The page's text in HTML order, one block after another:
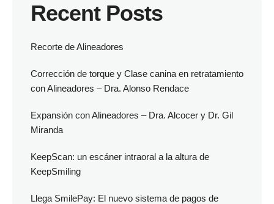
Recent Posts
Recorte de Alineadores
Corrección de torque y Clase canina en retratamiento
con Alineadores – Dra. Alonso Rendace
Expansión con Alineadores – Dra. Alcocer y Dr. Gil
Miranda
KeepScan: un escáner intraoral a la altura de
KeepSmiling
Llega SmilePay: El nuevo sistema de pagos de